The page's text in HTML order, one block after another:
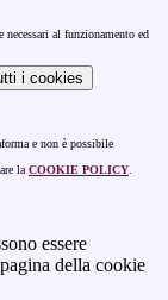
al funzionamento ed
i cookies
e non è possibile
la COOKIE POLICY
essere
della cookie